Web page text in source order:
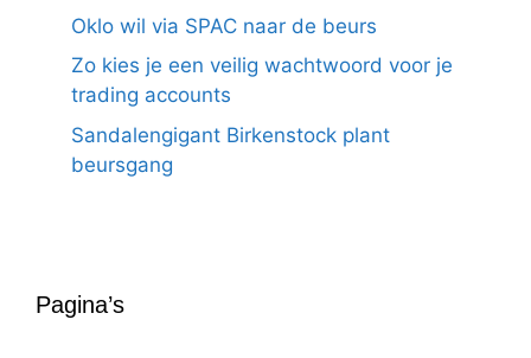
Oklo wil via SPAC naar de beurs
Zo kies je een veilig wachtwoord voor je
trading accounts
Sandalengigant Birkenstock plant
beursgang
Pagina’s